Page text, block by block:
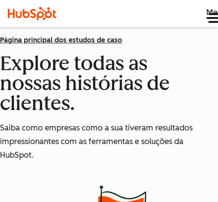
Página principal dos estudos de caso
Explore todas as
nossas histórias de
clientes.
Saiba como empresas como a sua tiveram resultados
impressionantes com as ferramentas e soluções da
HubSpot.